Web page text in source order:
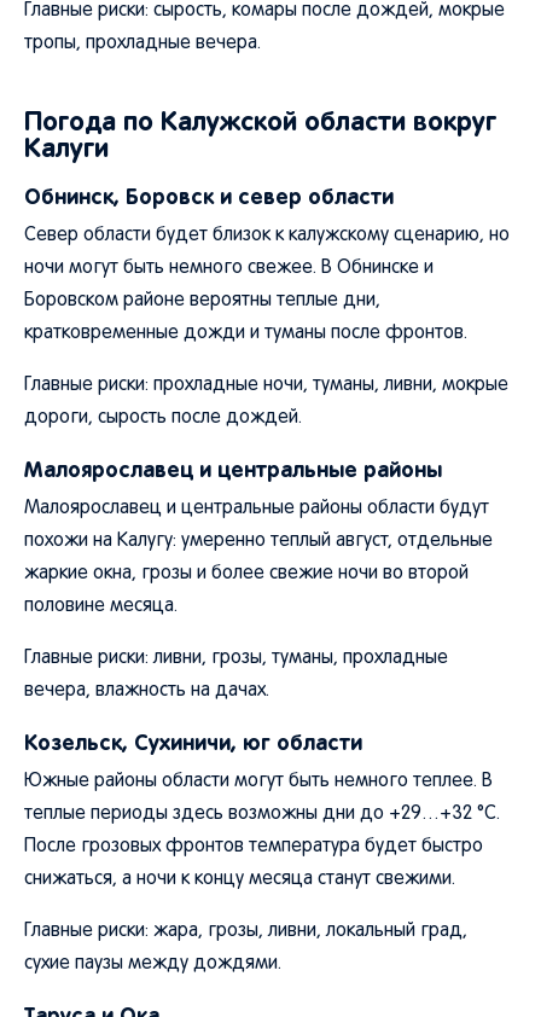
Главные риски: сырость, комары после дождей, мокрые
тропы, прохладные вечера.
Погода по Калужской области вокруг
Калуги
Обнинск, Боровск и север области
Север области будет близок к калужскому сценарию, но
ночи могут быть немного свежее. В Обнинске и
Боровском районе вероятны теплые дни,
кратковременные дожди и туманы после фронтов.
Главные риски: прохладные ночи, туманы, ливни, мокрые
дороги, сырость после дождей.
Малоярославец и центральные районы
Малоярославец и центральные районы области будут
похожи на Калугу: умеренно теплый август, отдельные
жаркие окна, грозы и более свежие ночи во второй
половине месяца.
Главные риски: ливни, грозы, туманы, прохладные
вечера, влажность на дачах.
Козельск, Сухиничи, юг области
Южные районы области могут быть немного теплее. В
теплые периоды здесь возможны дни до +29…+32 °C.
После грозовых фронтов температура будет быстро
снижаться, а ночи к концу месяца станут свежими.
Главные риски: жара, грозы, ливни, локальный град,
сухие паузы между дождями.